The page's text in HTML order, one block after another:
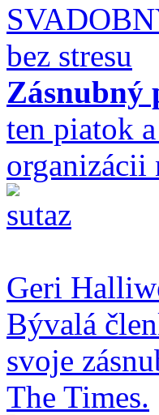
bez stresu
Zásnubný
ten piatok
organizácii
Geri
Bývalá
svoje
The Times.